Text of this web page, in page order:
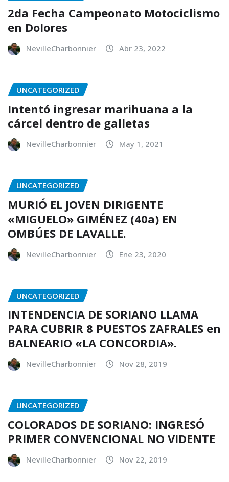
2da Fecha Campeonato Motociclismo
en Dolores
NevilleCharbonnier Abr 23, 2022
UNCATEGORIZED
Intentó ingresar marihuana a la
cárcel dentro de galletas
NevilleCharbonnier May 1, 2021
UNCATEGORIZED
MURIÓ EL JOVEN DIRIGENTE
«MIGUELO» GIMÉNEZ (40a) EN
OMBÚES DE LAVALLE.
NevilleCharbonnier Ene 23, 2020
UNCATEGORIZED
INTENDENCIA DE SORIANO LLAMA
PARA CUBRIR 8 PUESTOS ZAFRALES en
BALNEARIO «LA CONCORDIA».
NevilleCharbonnier Nov 28, 2019
UNCATEGORIZED
COLORADOS DE SORIANO: INGRESÓ
PRIMER CONVENCIONAL NO VIDENTE
NevilleCharbonnier Nov 22, 2019